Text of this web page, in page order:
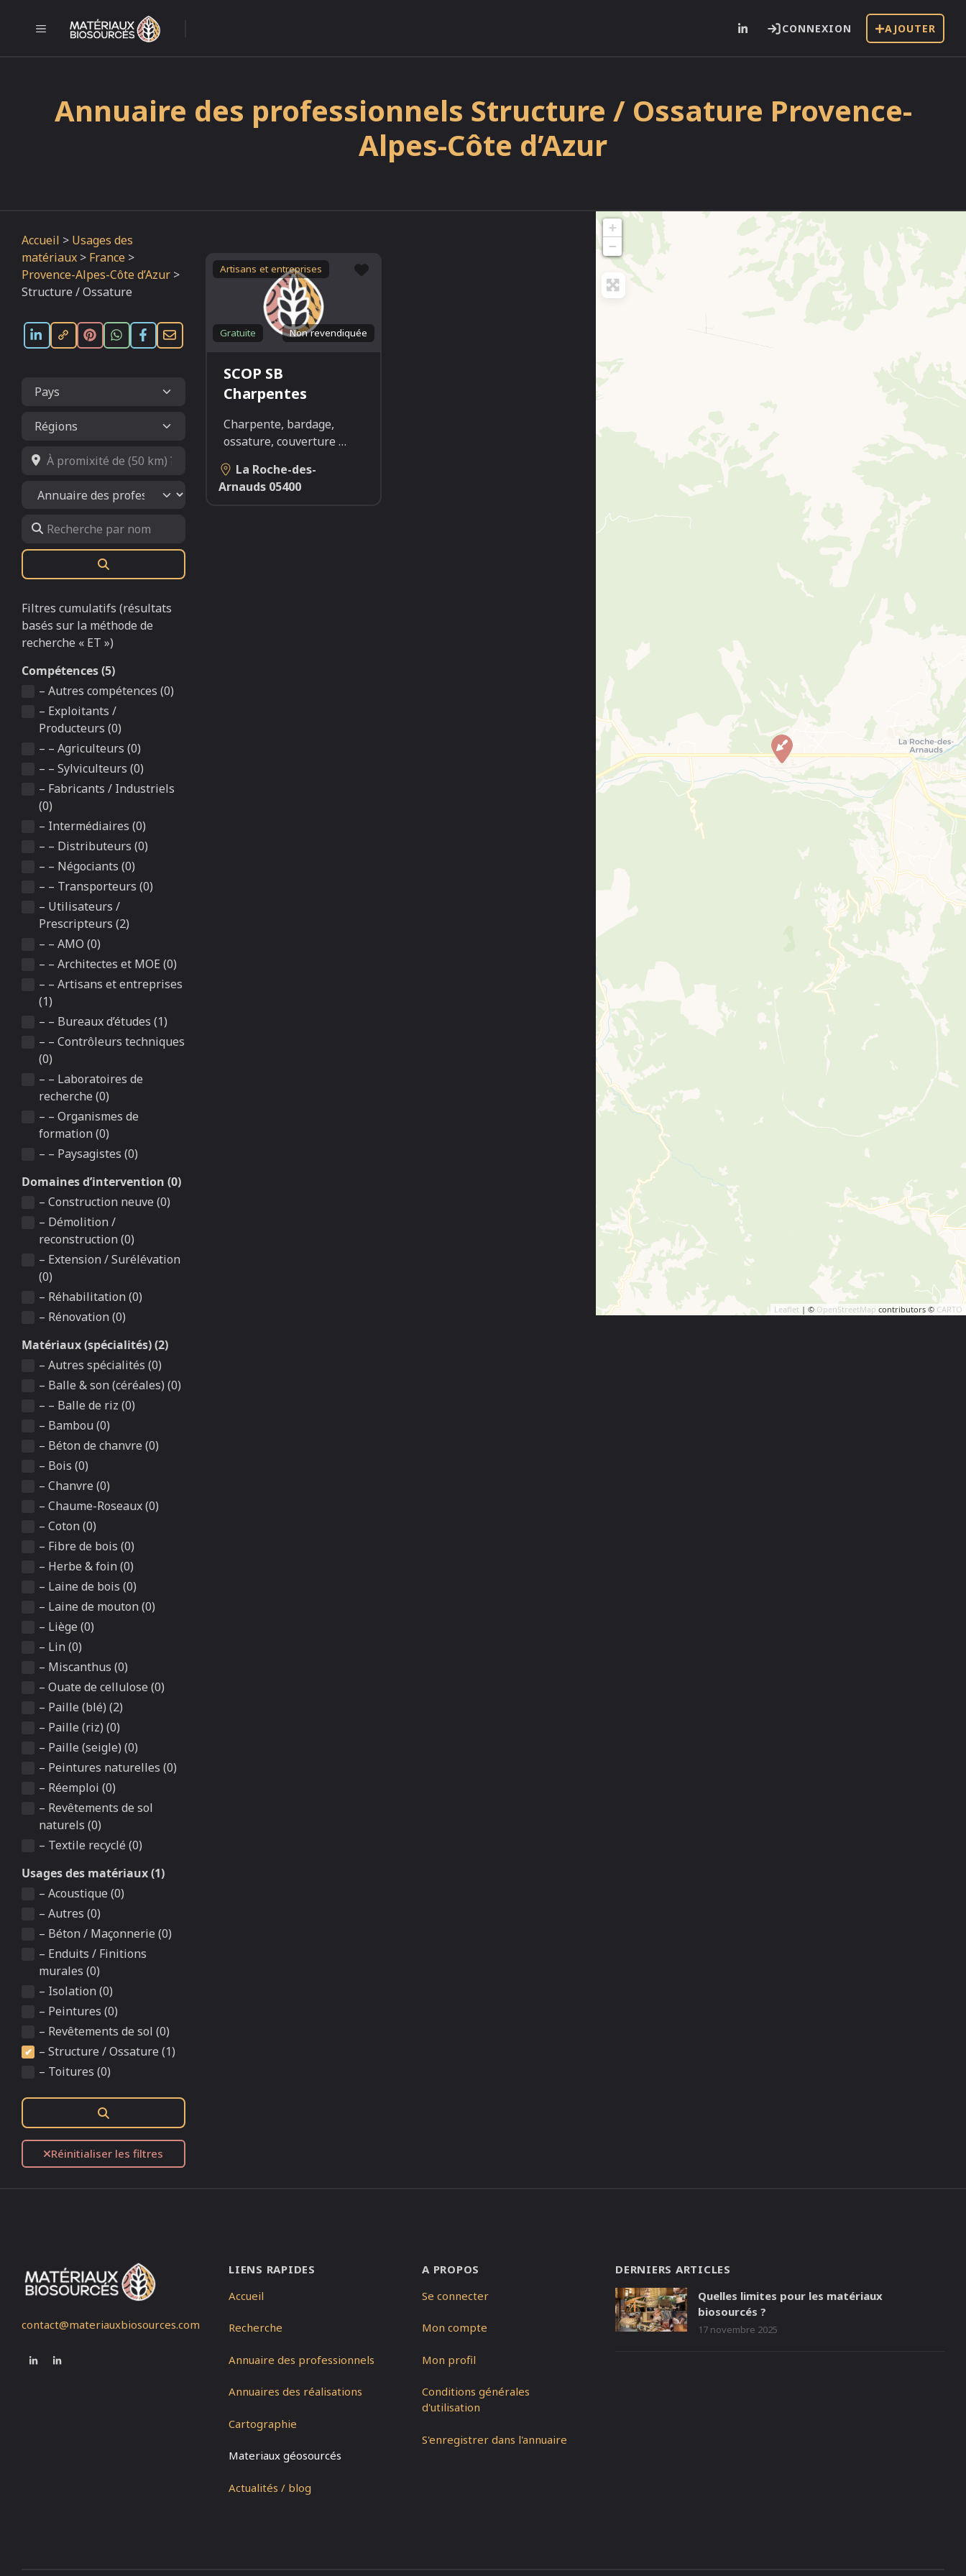
MENU CONNEXION AJOUTER
Annuaire des professionnels Structure / Ossature Provence-
Alpes-Côte d’Azur
Accueil > Usages des
matériaux > France >
Provence-Alpes-Côte d’Azur >
Structure / Ossature
À promixité de (50 km) ?
Select search type
Recherche par nom
Filtres cumulatifs (résultats
basés sur la méthode de
recherche « ET »)
Compétences (5)
– Autres compétences (0)
– Exploitants /
Producteurs (0)
– – Agriculteurs (0)
– – Sylviculteurs (0)
– Fabricants / Industriels
(0)
– Intermédiaires (0)
– – Distributeurs (0)
– – Négociants (0)
– – Transporteurs (0)
– Utilisateurs /
Prescripteurs (2)
– – AMO (0)
– – Architectes et MOE (0)
– – Artisans et entreprises
(1)
– – Bureaux d’études (1)
– – Contrôleurs techniques
(0)
– – Laboratoires de
recherche (0)
– – Organismes de
formation (0)
– – Paysagistes (0)
Domaines d’intervention (0)
– Construction neuve (0)
– Démolition /
reconstruction (0)
– Extension / Surélévation
(0)
– Réhabilitation (0)
– Rénovation (0)
Matériaux (spécialités) (2)
– Autres spécialités (0)
– Balle & son (céréales) (0)
– – Balle de riz (0)
– Bambou (0)
– Béton de chanvre (0)
– Bois (0)
– Chanvre (0)
– Chaume-Roseaux (0)
– Coton (0)
– Fibre de bois (0)
– Herbe & foin (0)
– Laine de bois (0)
– Laine de mouton (0)
– Liège (0)
– Lin (0)
– Miscanthus (0)
– Ouate de cellulose (0)
– Paille (blé) (2)
– Paille (riz) (0)
– Paille (seigle) (0)
– Peintures naturelles (0)
– Réemploi (0)
– Revêtements de sol
naturels (0)
– Textile recyclé (0)
Usages des matériaux (1)
– Acoustique (0)
– Autres (0)
– Béton / Maçonnerie (0)
– Enduits / Finitions
murales (0)
– Isolation (0)
– Peintures (0)
– Revêtements de sol (0)
– Structure / Ossature (1)
– Toitures (0)
Réinitialiser les filtres
Favori
Artisans et entreprises
Non revendiquée
Gratuite
SCOP SB
Charpentes
Charpente, bardage,
ossature, couverture …
La Roche-des-
Arnauds 05400
+
−
Leaflet | © OpenStreetMap contributors © CARTO
contact@materiauxbiosources.com
LIENS RAPIDES
Accueil
Recherche
Annuaire des professionnels
Annuaires des réalisations
Cartographie
Materiaux géosourcés
Actualités / blog
A PROPOS
Se connecter
Mon compte
Mon profil
Conditions générales
d'utilisation
S'enregistrer dans l'annuaire
DERNIERS ARTICLES
Quelles limites pour les matériaux
biosourcés ?
17 novembre 2025